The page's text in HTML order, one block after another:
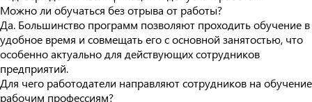
Можно ли обучаться без отрыва от работы?
Да. Большинство программ позволяют проходить обучение в
удобное время и совмещать его с основной занятостью, что
особенно актуально для действующих сотрудников
предприятий.
Для чего работодатели направляют сотрудников на обучение
рабочим профессиям?